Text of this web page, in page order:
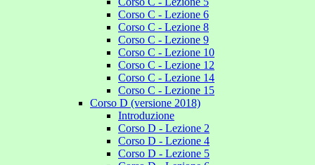
Corso C - Lezione 6
Corso C - Lezione 8
Corso C - Lezione 9
Corso C - Lezione 10
Corso C - Lezione 12
Corso C - Lezione 14
Corso C - Lezione 15
Corso D (versione 2018)
Introduzione
Corso D - Lezione 2
Corso D - Lezione 4
Corso D - Lezione 5